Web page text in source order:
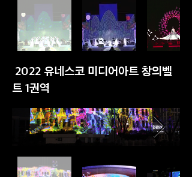
2022 유네스코 미디어아트 창의벨
트 1권역